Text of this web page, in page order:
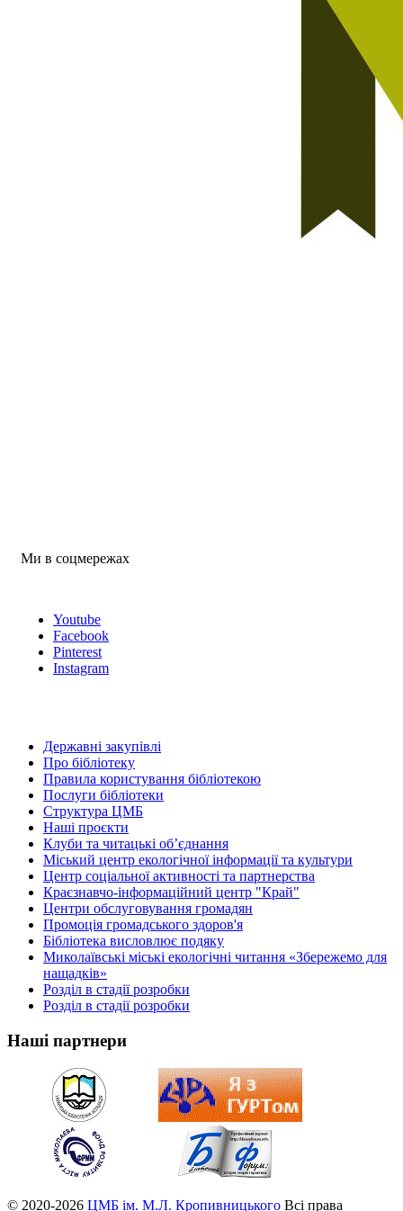
Ми в соцмережах
Youtube
Facebook
Pinterest
Instagram
Державні закупівлі
Про бібліотеку
Правила користування бібліотекою
Послуги бібліотеки
Структура ЦМБ
Наші проєкти
Клуби та читацькі об’єднання
Міський центр екологічної інформації та культури
Центр соціальної активності та партнерства
Краєзнавчо-інформаційний центр "Край"
Центри обслуговування громадян
Промоція громадського здоров'я
Бібліотека висловлює подяку
Миколаївські міські екологічні читання «Збережемо для
нащадків»
Розділ в стадії розробки
Розділ в стадії розробки
Наші партнери
© 2020-2026 ЦМБ ім. М.Л. Кропивницького Всі права